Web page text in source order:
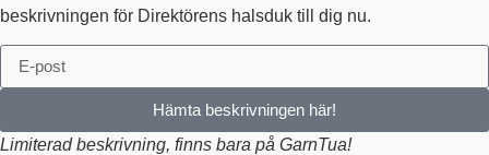
beskrivningen för Direktörens halsduk till dig nu.
Hämta beskrivningen här!
Limiterad beskrivning, finns bara på GarnTua!